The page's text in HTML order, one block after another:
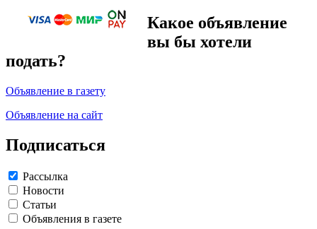
Какое объявление
вы бы хотели
подать?
Объявление в газету
Объявление на сайт
Подписаться
Рассылка
Новости
Статьи
Объявления в газете